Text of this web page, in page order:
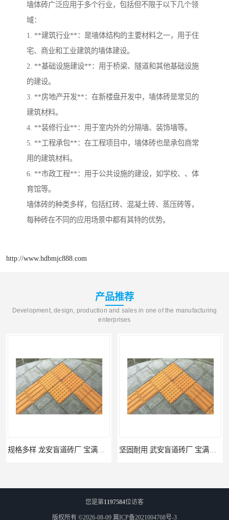
墙体砖广泛应用于多个行业，包括但不限于以下几个领
域：
1. **建筑行业**：是墙体结构的主要材料之一，用于住
宅、商业和工业建筑的墙体建设。
2. **基础设施建设**：用于桥梁、隧道和其他基础设施
的建设。
3. **房地产开发**：在新楼盘开发中，墙体砖是常见的
建筑材料。
4. **装修行业**：用于室内外的分隔墙、装饰墙等。
5. **工程承包**：在工程项目中，墙体砖也是承包商常
用的建筑材料。
6. **市政工程**：用于公共设施的建设，如学校、、体
育馆等。
墙体砖的种类多样，包括红砖、混凝土砖、蒸压砖等，
每种砖在不同的应用场景中都有其特的优势。
http://www.hdbmjc888.com
产品推荐
Development, design, production and sales in one of the manufacturing
enterprises
馆陶pc仿石砖厂家 规格多样 宝满建材
您是第1197584位访客
版权所有 ©2026-08-09 冀ICP备2021004768号-3